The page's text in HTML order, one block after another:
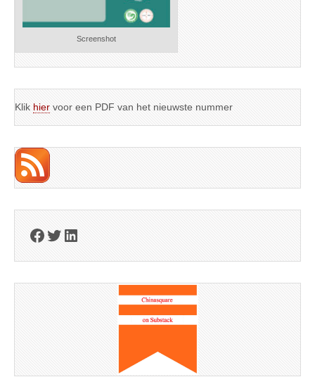
Screenshot
Klik hier voor een PDF van het nieuwste nummer
Facebook
Twitter
LinkedIn